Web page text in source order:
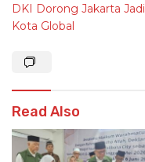
DKI Dorong Jakarta Jadi
Kota Global
Read Also